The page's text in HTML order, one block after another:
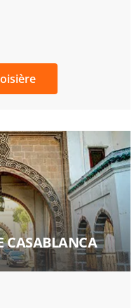
CASABLANCA